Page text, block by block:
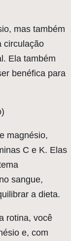
mas também
circulação
Ela também
benéfica para
magnésio,
C e K. Elas
sangue,
a dieta.
rotina, você
e, com